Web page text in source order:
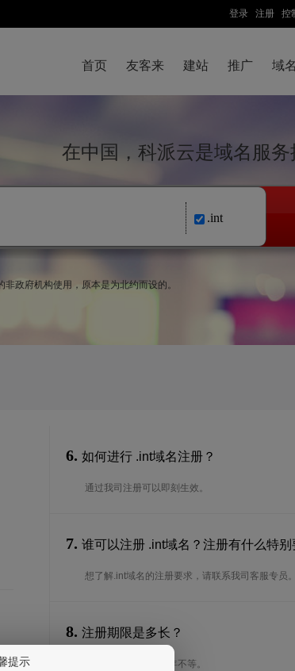
登录 注册 控
首页 友客来 建站 推广 域名
在中国，科派云是域名服
.int
政府机构使用，原本是为北约而设的。
6. 如何进行 .int域名注册？
通过我司注册可以即刻生效。
7. 谁可以注册 .int域名？注册有什么特别
想了解.int域名的注册要求，请联系我司客服专员。
8. 注册期限是多长？
注册期限从1年到10年不等。
提示